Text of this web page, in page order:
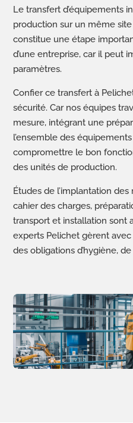
Le transfert d’équipements
production sur un même
constitue une étape
d’une entreprise, car il peut
paramètres.
Confier ce transfert à
sécurité. Car nos équipes
mesure, intégrant une
l’ensemble des
compromettre le bon
des unités de production.
Études de l’implantation des
cahier des charges,
transport et installation sont
experts Pelichet gèrent
des obligations d’hygiène,